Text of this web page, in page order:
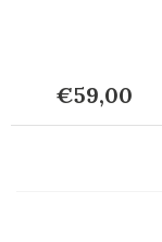
€59,00